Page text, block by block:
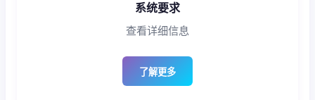
系统要求
查看详细信息
了解更多